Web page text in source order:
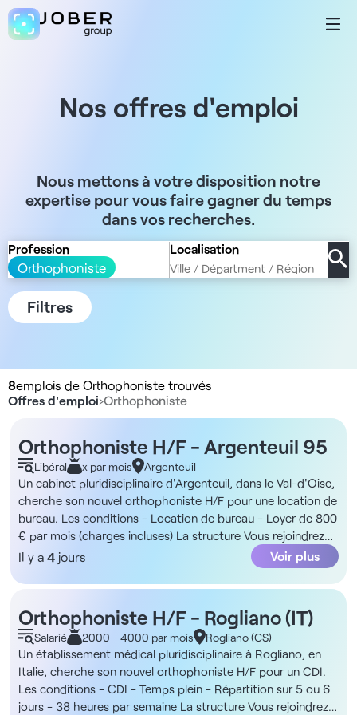
Nos offres d'emploi
Nous mettons à votre disposition notre
expertise pour vous faire gagner du temps
dans vos recherches.
Profession
Orthophoniste
Localisation
Filtres
8emplois de Orthophoniste trouvés
Offres d'emploi›Orthophoniste
Orthophoniste H/F - Argenteuil 95
Libéral x par mois Argenteuil
Un cabinet pluridisciplinaire d'Argenteuil, dans le Val-d'Oise,
cherche son nouvel orthophoniste H/F pour une location de
bureau. Les conditions - Location de bureau - Loyer de 800
€ par mois (charges incluses) La structure Vous rejoindrez
un cabinet pluridisciplinaire à Argenteuil, dans le Val-d'Oise.
Le bureau de 14 m² privatif se situe au rez-de-chaussée,
avec accès PMR, et est meublé et entièrement
personnalisable. L'établissement dispose encore d'espaces
communs soignés comprenant une salle d'attente, une
cuisine et une cour extérieure et son équipe regroupe des
psychologues, des psychomotriciennes, un ostéopathe et
une infirmière, permettant des échanges interprofessionnels
et des orientations de patients. Les missions - Réalisation
d'évaluations et bilans orthophoniques - Mise en place et
Voir plus
Il y a 4 jours
Orthophoniste H/F - Rogliano (IT)
Salarié 2000 - 4000 par mois Rogliano (CS)
Un établissement médical pluridisciplinaire à Rogliano, en
Italie, cherche son nouvel orthophoniste H/F pour un CDI.
Les conditions - CDI - Temps plein - Répartition sur 5 ou 6
jours - 38 heures par semaine La structure Vous rejoindrez